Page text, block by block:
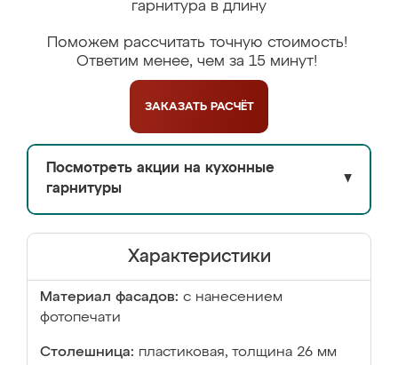
гарнитура в длину
Поможем рассчитать точную стоимость!
Ответим менее, чем за 15 минут!
ЗАКАЗАТЬ РАСЧЁТ
Посмотреть акции на кухонные
гарнитуры
▼
Характеристики
Материал фасадов: с нанесением
фотопечати
Столешница: пластиковая, толщина 26 мм